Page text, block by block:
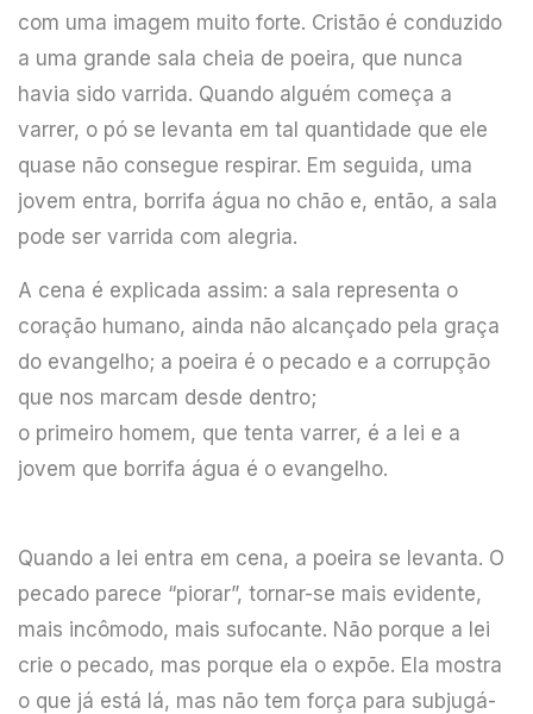
com uma imagem muito forte. Cristão é conduzido
a uma grande sala cheia de poeira, que nunca
havia sido varrida. Quando alguém começa a
varrer, o pó se levanta em tal quantidade que ele
quase não consegue respirar. Em seguida, uma
jovem entra, borrifa água no chão e, então, a sala
pode ser varrida com alegria.
A cena é explicada assim: a sala representa o
coração humano, ainda não alcançado pela graça
do evangelho; a poeira é o pecado e a corrupção
que nos marcam desde dentro;
o primeiro homem, que tenta varrer, é a lei e a
jovem que borrifa água é o evangelho.
Quando a lei entra em cena, a poeira se levanta. O
pecado parece “piorar”, tornar-se mais evidente,
mais incômodo, mais sufocante. Não porque a lei
crie o pecado, mas porque ela o expõe. Ela mostra
o que já está lá, mas não tem força para subjugá-